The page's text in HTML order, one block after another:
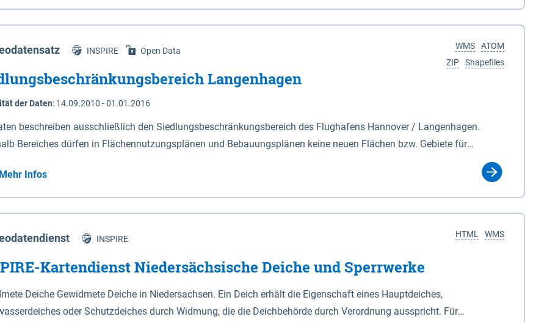
Niedersachsen (vgl. Abb. 4-1) entlang der Elbe zwischen Schnackenburg im Osten und Hohnstorf (Elbe) im Westen
472,5 bei Schnackenburg bis 569 bei Lauenburg). Das Biosphärenreservat umfasst Teile der Landkreise
Dannenberg und Lüneburg.
ATOM
WMS
Shapefiles
ZIP
INSPIRE Open Data
Langenhagen
der Daten: 14.09.2010 - 01.01.2016
beschreiben ausschließlich den Siedlungsbeschränkungsbereich des Flughafens Hannover / Langenhagen.
Bereiches dürfen in Flächennutzungsplänen und Bebauungsplänen keine neuen Flächen bzw. Gebiete für
Mehr Infos
WMS
HTML
INSPIRE
Kartendienst Niedersächsische Deiche und Sperrwerke
Deiche Gewidmete Deiche in Niedersachsen. Ein Deich erhält die Eigenschaft eines Hauptdeiches,
oder Schutzdeiches durch Widmung, die die Deichbehörde durch Verordnung ausspricht. Für